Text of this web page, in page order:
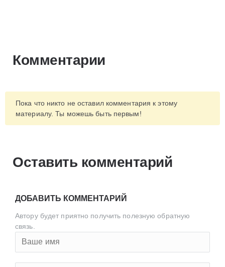
Комментарии
Пока что никто не оставил комментария к этому
материалу. Ты можешь быть первым!
Оставить комментарий
ДОБАВИТЬ КОММЕНТАРИЙ
Автору будет приятно получить полезную обратную
связь.